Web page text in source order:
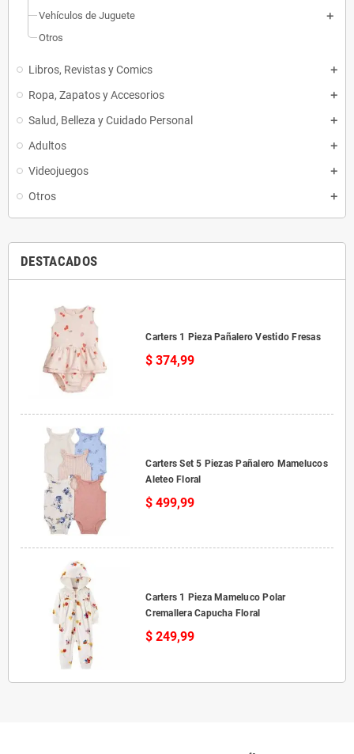
Vehículos de Juguete
Otros
Libros, Revistas y Comics
Ropa, Zapatos y Accesorios
Salud, Belleza y Cuidado Personal
Adultos
Videojuegos
Otros
DESTACADOS
Carters 1 Pieza Pañalero Vestido Fresas
$ 374,99
Carters Set 5 Piezas Pañalero Mamelucos
Aleteo Floral
$ 499,99
Carters 1 Pieza Mameluco Polar
Cremallera Capucha Floral
$ 249,99